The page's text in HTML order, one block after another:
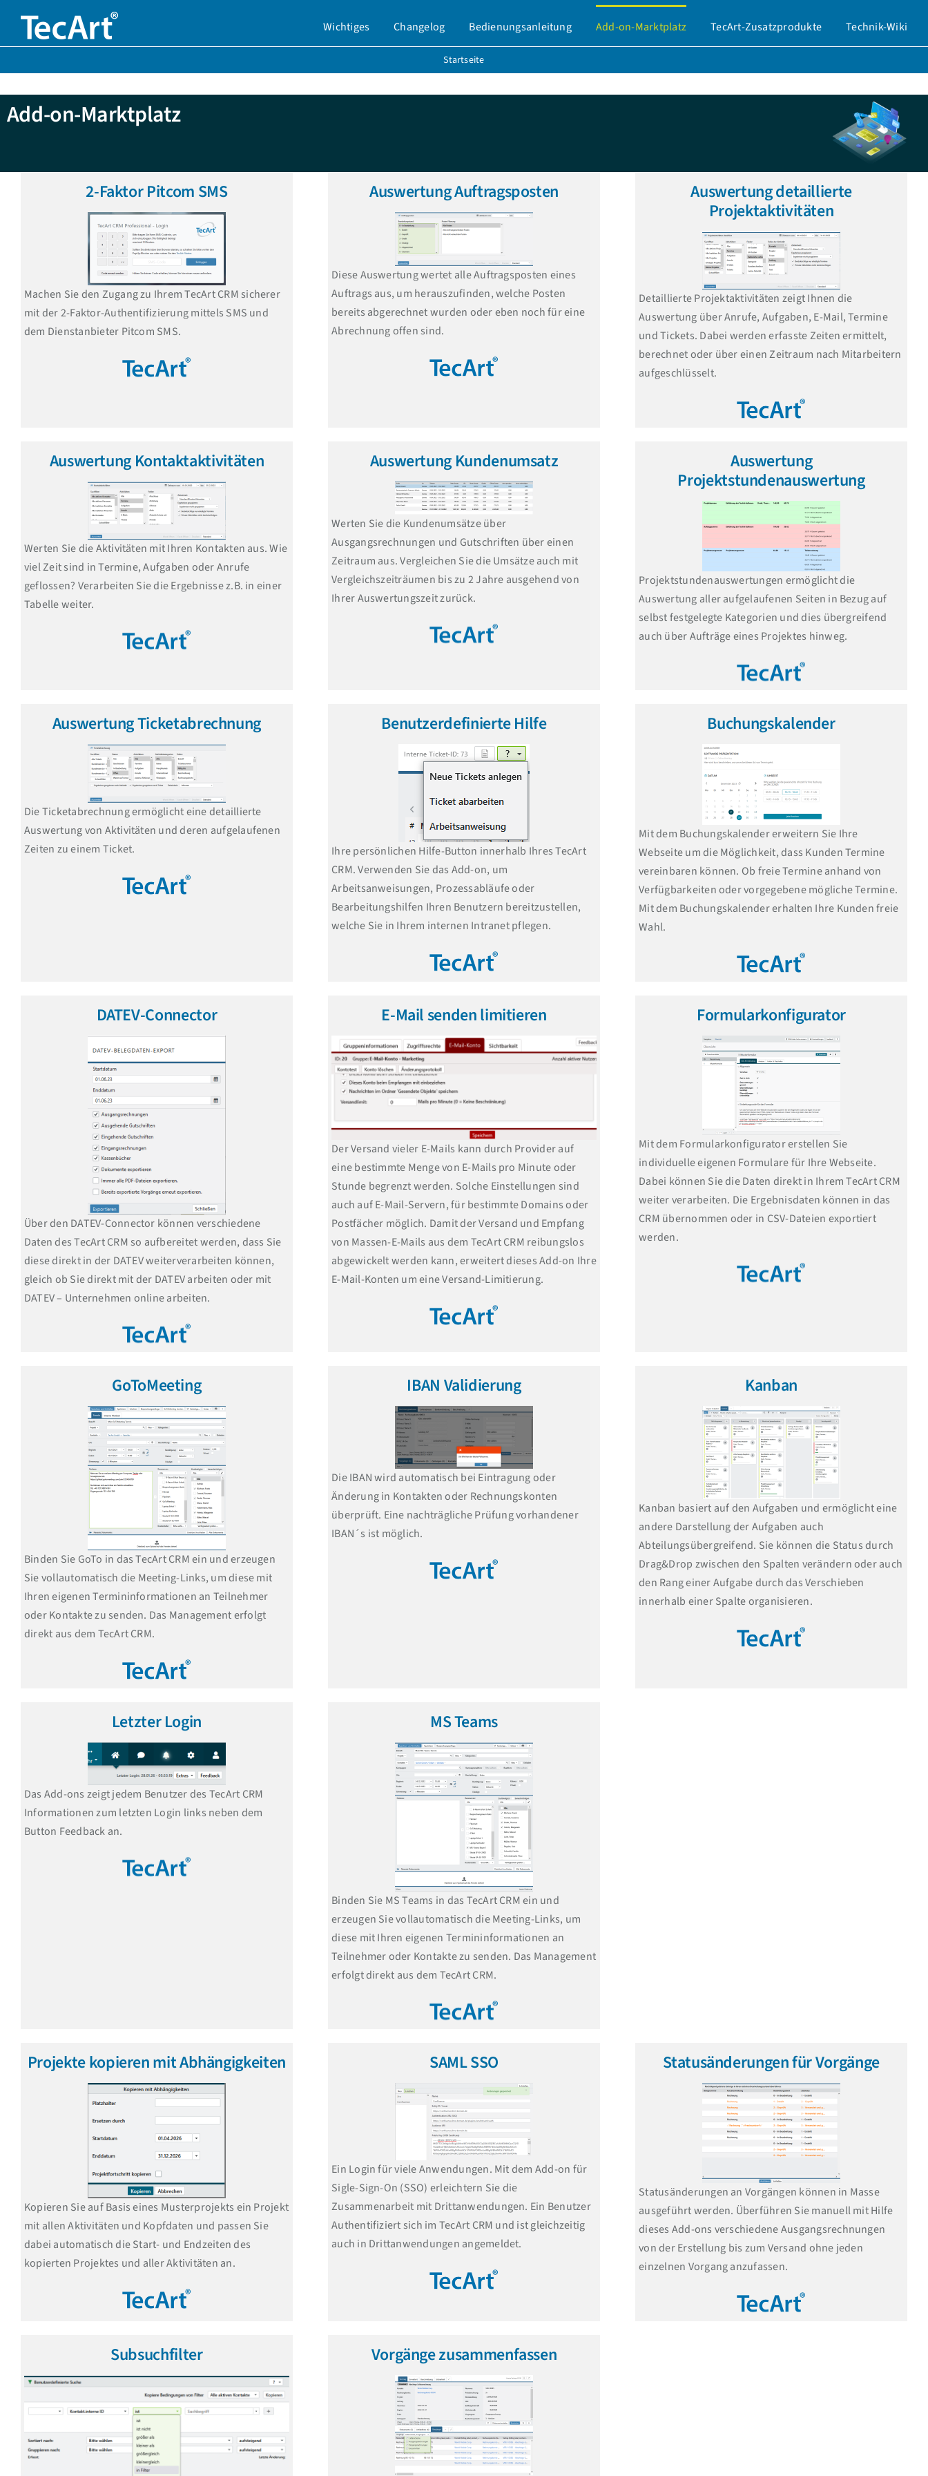
Zum
springen
Wichtiges Changelog Bedienungsanleitung Add-on-Marktplatz TecArt-Zusatzprodukte Technik-Wiki
Startseite
Add-on-Marktplatz
2-Faktor Pitcom SMS
Machen Sie den Zugang zu Ihrem TecArt CRM sicherer
mit der 2-Faktor-Authentifizierung mittels SMS und
dem Dienstanbieter Pitcom SMS.
Auswertung Auftragsposten
Diese Auswertung wertet alle Auftragsposten eines
Auftrags aus, um herauszufinden, welche Posten
bereits abgerechnet wurden oder eben noch für eine
Abrechnung offen sind.
Auswertung detaillierte
Projektaktivitäten
Detaillierte Projektaktivitäten zeigt Ihnen die
Auswertung über Anrufe, Aufgaben, E-Mail, Termine
und Tickets. Dabei werden erfasste Zeiten ermittelt,
berechnet oder über einen Zeitraum nach Mitarbeitern
aufgeschlüsselt.
Auswertung Kontaktaktivitäten
Werten Sie die Aktivitäten mit Ihren Kontakten aus. Wie
viel Zeit sind in Termine, Aufgaben oder Anrufe
geflossen? Verarbeiten Sie die Ergebnisse z.B. in einer
Tabelle weiter.
Auswertung Kundenumsatz
Werten Sie die Kundenumsätze über
Ausgangsrechnungen und Gutschriften über einen
Zeitraum aus. Vergleichen Sie die Umsätze auch mit
Vergleichszeiträumen bis zu 2 Jahre ausgehend von
Ihrer Auswertungszeit zurück.
Auswertung
Projektstundenauswertung
Projektstundenauswertungen ermöglicht die
Auswertung aller aufgelaufenen Seiten in Bezug auf
selbst festgelegte Kategorien und dies übergreifend
auch über Aufträge eines Projektes hinweg.
Auswertung Ticketabrechnung
Die Ticketabrechnung ermöglicht eine detaillierte
Auswertung von Aktivitäten und deren aufgelaufenen
Zeiten zu einem Ticket.
Benutzerdefinierte Hilfe
Ihre persönlichen Hilfe-Button innerhalb Ihres TecArt
CRM. Verwenden Sie das Add-on, um
Arbeitsanweisungen, Prozessabläufe oder
Bearbeitungshilfen Ihren Benutzern bereitzustellen,
welche Sie in Ihrem internen Intranet pflegen.
Buchungskalender
Mit dem Buchungskalender erweitern Sie Ihre
Webseite um die Möglichkeit, dass Kunden Termine
vereinbaren können. Ob freie Termine anhand von
Verfügbarkeiten oder vorgegebene mögliche Termine.
Mit dem Buchungskalender erhalten Ihre Kunden freie
Wahl.
DATEV-Connector
Über den DATEV-Connector können verschiedene
Daten des TecArt CRM so aufbereitet werden, dass Sie
diese direkt in der DATEV weiterverarbeiten können,
gleich ob Sie direkt mit der DATEV arbeiten oder mit
DATEV – Unternehmen online arbeiten.
E-Mail senden limitieren
Der Versand vieler E-Mails kann durch Provider auf
eine bestimmte Menge von E-Mails pro Minute oder
Stunde begrenzt werden. Solche Einstellungen sind
auch auf E-Mail-Servern, für bestimmte Domains oder
Postfächer möglich. Damit der Versand und Empfang
von Massen-E-Mails aus dem TecArt CRM reibungslos
abgewickelt werden kann, erweitert dieses Add-on Ihre
E-Mail-Konten um eine Versand-Limitierung.
Formularkonfigurator
Mit dem Formularkonfigurator erstellen Sie
individuelle eigenen Formulare für Ihre Webseite.
Dabei können Sie die Daten direkt in Ihrem TecArt CRM
weiter verarbeiten. Die Ergebnisdaten können in das
CRM übernommen oder in CSV-Dateien exportiert
werden.
GoToMeeting
Binden Sie GoTo in das TecArt CRM ein und erzeugen
Sie vollautomatisch die Meeting-Links, um diese mit
Ihren eigenen Termininformationen an Teilnehmer
oder Kontakte zu senden. Das Management erfolgt
direkt aus dem TecArt CRM.
IBAN Validierung
Die IBAN wird automatisch bei Eintragung oder
Änderung in Kontakten oder Rechnungskonten
überprüft. Eine nachträgliche Prüfung vorhandener
IBAN´s ist möglich.
Kanban
Kanban basiert auf den Aufgaben und ermöglicht eine
andere Darstellung der Aufgaben auch
Abteilungsübergreifend. Sie können die Status durch
Drag&Drop zwischen den Spalten verändern oder auch
den Rang einer Aufgabe durch das Verschieben
innerhalb einer Spalte organisieren.
Letzter Login
Das Add-ons zeigt jedem Benutzer des TecArt CRM
Informationen zum letzten Login links neben dem
Button Feedback an.
MS Teams
Binden Sie MS Teams in das TecArt CRM ein und
erzeugen Sie vollautomatisch die Meeting-Links, um
diese mit Ihren eigenen Termininformationen an
Teilnehmer oder Kontakte zu senden. Das Management
erfolgt direkt aus dem TecArt CRM.
Projekte kopieren mit Abhängigkeiten
Kopieren Sie auf Basis eines Musterprojekts ein Projekt
mit allen Aktivitäten und Kopfdaten und passen Sie
dabei automatisch die Start- und Endzeiten des
kopierten Projektes und aller Aktivitäten an.
SAML SSO
Ein Login für viele Anwendungen. Mit dem Add-on für
Sigle-Sign-On (SSO) erleichtern Sie die
Zusammenarbeit mit Drittanwendungen. Ein Benutzer
Authentifiziert sich im TecArt CRM und ist gleichzeitig
auch in Drittanwendungen angemeldet.
Statusänderungen für Vorgänge
Statusänderungen an Vorgängen können in Masse
ausgeführt werden. Überführen Sie manuell mit Hilfe
dieses Add-ons verschiedene Ausgangsrechnungen
von der Erstellung bis zum Versand ohne jeden
einzelnen Vorgang anzufassen.
Subsuchfilter Vorgänge zusammenfassen